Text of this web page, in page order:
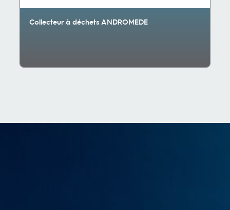
Collecteur à déchets ANDROMEDE